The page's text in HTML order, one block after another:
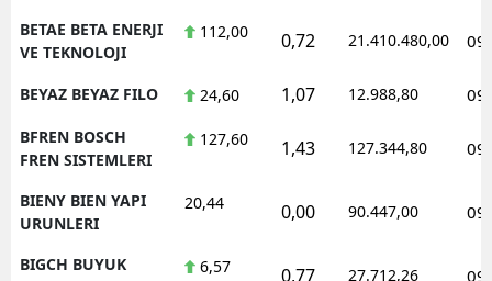
BETAE BETA ENERJI
VE TEKNOLOJI
112,00 0,72 21.410.480,00
BEYAZ BEYAZ FILO 24,60 1,07 12.988,80
BFREN BOSCH
FREN SISTEMLERI
127,60 1,43 127.344,80
BIENY BIEN YAPI
URUNLERI
20,44 0,00 90.447,00
BIGCH BUYUK
6,57 0,77 27.712,26